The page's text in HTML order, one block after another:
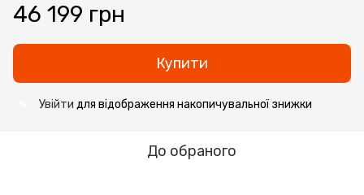
46 199 грн
Купити
Увійти для відображення накопичувальної знижки
До обраного